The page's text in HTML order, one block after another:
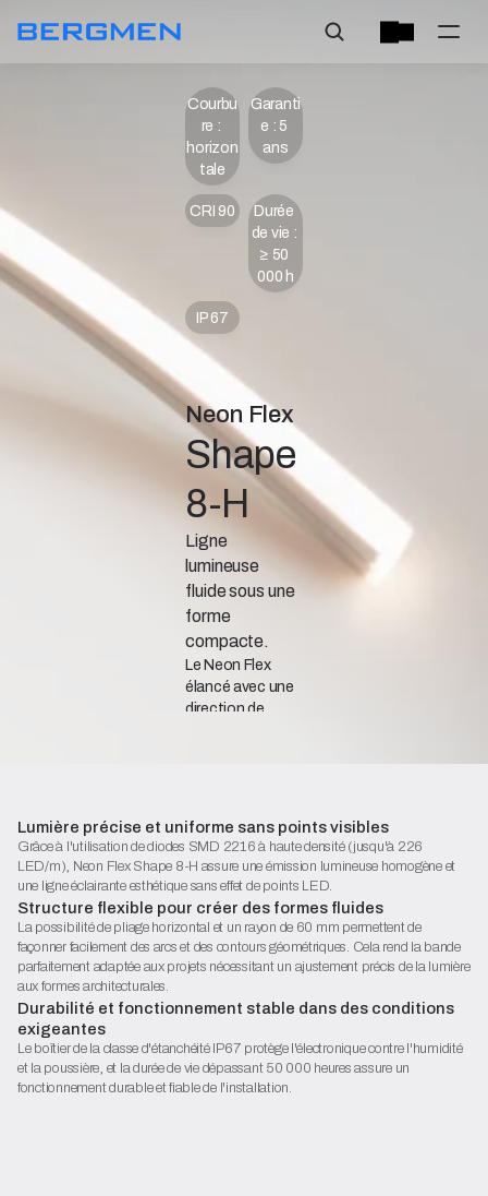
Durée
de vie :
≥ 50
000 h
Garanti
e : 5
ans
Courbu
re :
horizon
tale
IP 67
CRI 90
Neon Flex
Shape
8-H
Ligne
lumineuse
fluide sous une
forme
compacte.
Le Neon Flex
élancé avec une
direction de
et des
installations
lumineuses
décoratives.
Fiche technique (PDF)
Contact
Commencez la configuration
Lumière précise et uniforme sans points visibles
Grâce à l'utilisation de diodes SMD 2216 à haute densité (jusqu'à 226
LED/m), Neon Flex Shape 8-H assure une émission lumineuse homogène et
une ligne éclairante esthétique sans effet de points LED.
Structure flexible pour créer des formes fluides
La possibilité de pliage horizontal et un rayon de 60 mm permettent de
façonner facilement des arcs et des contours géométriques. Cela rend la bande
parfaitement adaptée aux projets nécessitant un ajustement précis de la lumière
aux formes architecturales.
Durabilité et fonctionnement stable dans des conditions
exigeantes
Le boîtier de la classe d'étanchéité IP67 protège l'électronique contre l'humidité
et la poussière, et la durée de vie dépassant 50 000 heures assure un
fonctionnement durable et fiable de l'installation.